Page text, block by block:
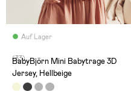
Auf Lager
(33)
BabyBjörn Mini Babytrage 3D
Jersey, Hellbeige